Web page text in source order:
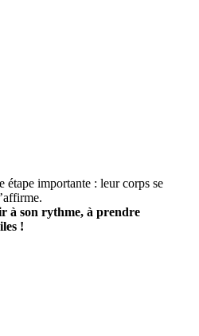
étape importante : leur corps se
à son rythme, à prendre
!